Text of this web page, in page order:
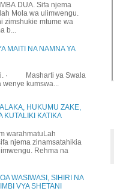
DUA. Sifa njema
Mola wa ulimwengu.
zimshukie mtume wa
b...
MAITI NA NAMNA YA
hapa
· Masharti ya Swala
kumswa...
HUKUMU ZAKE,
KUTALIKI KATIKA
warahmatuLah
njema zinamsatahikia
Rehma na
WASIWASI, SIHIRI NA
VYA SHETANI